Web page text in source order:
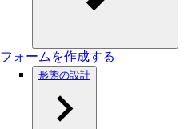
フォームを作成する
形態の設計